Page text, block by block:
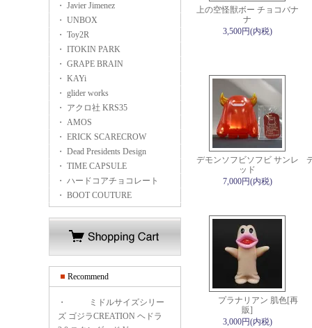
・ Javier Jimenez
・ UNBOX
・ Toy2R
・ ITOKIN PARK
・ GRAPE BRAIN
・ KAYi
・ glider works
・ アクロ社 KRS35
・ AMOS
・ ERICK SCARECROW
・ Dead Presidents Design
・ TIME CAPSULE
・ ハードコアチョコレート
・ BOOT COUTURE
Recommend
・
ミドルサイズシリー
ズ ゴジラCREATION ヘドラ
上の空怪獣ボー チョコバナ
ナ
3,500円(内税)
デモンソフビソフビ サンレ
ッド
7,000円(内税)
プラナリアン 肌色[再
販]
3,000円(内税)